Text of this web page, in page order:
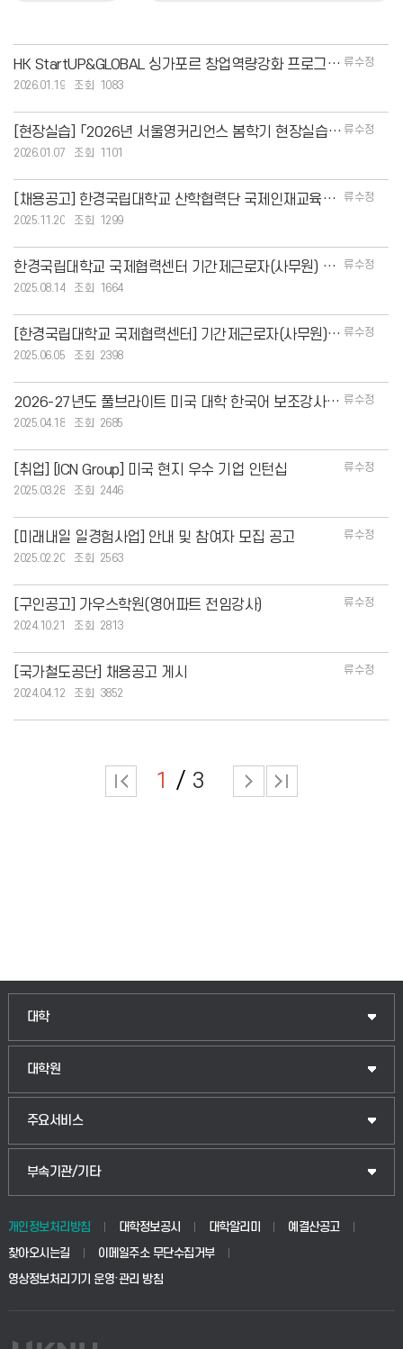
HK StartUP&GLOBAL 싱가포르 창업역량강화 프로그램 모집 공고 류수정
2026.01.19
1083
[현장실습] 「2026년 서울영커리언스 봄학기 현장실습」 참여자 모집 공고 안내 류수정
2026.01.07
1101
[채용공고] 한경국립대학교 산학협력단 국제인재교육센터 계약 직원 채용 (교육행정, 강사)
류수정
2025.11.20
1299
한경국립대학교 국제협력센터 기간제근로자(사무원) 채용 공고
류수정
2025.08.14
1664
[한경국립대학교 국제협력센터] 기간제근로자(사무원) 채용 공고 안내 류수정
2025.06.05
2398
2026-27년도 풀브라이트 미국 대학 한국어 보조강사(FLTA) 모집 공고 안내 류수정
2025.04.18
2685
[취업] [ICN Group] 미국 현지 우수 기업 인턴십
류수정
2025.03.28
2446
[미래내일 일경험사업] 안내 및 참여자 모집 공고
류수정
2025.02.20
2563
[구인공고] 가우스학원(영어파트 전임강사)
류수정
2024.10.21
2813
[국가철도공단] 채용공고 게시
류수정
2024.04.12
3852
1 3
대학
인문융합공공인재학부
법경영학부
생명공학부
사회안전시스템공학부
대학원
일반대학원
산업대학원
공공정책대학원
교육대학원
주요서비스
입학안내
웹메일
학사시스템(전문학사 및 전공심화)
부속기관/기타
중앙도서관
학생생활관(안성)
개인정보처리방침 대학정보공시 대학알리미
예결산공고
찾아오시는길
이메일주소 무단수집거부
영상정보처리기기 운영·관리 방침